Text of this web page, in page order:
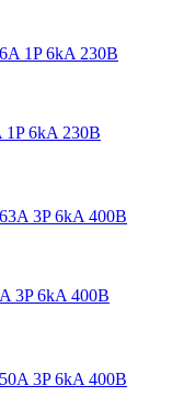
1P 6kA 230В
3P 6kA 400В